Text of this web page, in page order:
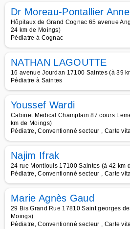
Dr Moreau-Pontallier
Hôpitaux de Grand Cognac 65 avenue
24 km de Moings)
Pédiatre à Cognac
NATHAN LAGOUTTE
16 avenue Jourdan 17100 Saintes (à 39
Pédiatre à Saintes
Youssef Wardi
Cabinet Medical Champlain 87 cours
km de Moings)
Pédiatre, Conventionné secteur , Carte
Najim Ifrak
24 rue Montlouis 17100 Saintes (à 42 km
Pédiatre, Conventionné secteur , Carte
Marie Agnès Gaud
29 Bis Grand Rue 17810 Saint georges
Moings)
Pédiatre, Conventionné secteur , Carte